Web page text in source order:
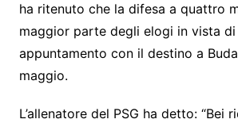
ha ritenuto che la difesa a quattro
maggior parte degli elogi in vista
appuntamento con il destino a
maggio.
L’allenatore del PSG ha detto: “Bei